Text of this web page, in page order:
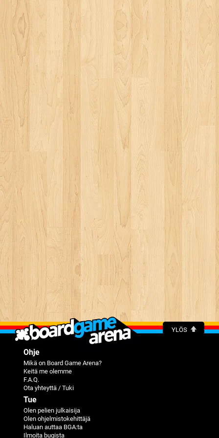
YLÖS
Ohje
Mikä on Board Game Arena?
Keitä me olemme
F.A.Q.
Ota yhteyttä / Tuki
Tue
Olen pelien julkaisija
Olen ohjelmistokehittäjä
Haluan auttaa BGA:ta
Ilmoita bugista